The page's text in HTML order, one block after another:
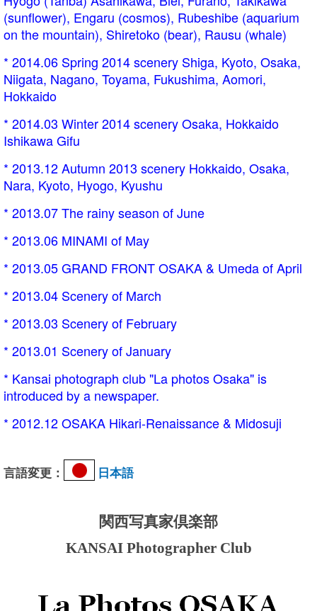
(sunflower), Engaru (cosmos), Rubeshibe (aquarium
on the mountain), Shiretoko (bear), Rausu (whale)
* 2014.06 Spring 2014 scenery Shiga, Kyoto, Osaka,
Niigata, Nagano, Toyama, Fukushima, Aomori,
Hokkaido
* 2014.03 Winter 2014 scenery Osaka, Hokkaido
Ishikawa Gifu
* 2013.12 Autumn 2013 scenery Hokkaido, Osaka,
Nara, Kyoto, Hyogo, Kyushu
* 2013.07 The rainy season of June
* 2013.06 MINAMI of May
* 2013.05 GRAND FRONT OSAKA & Umeda of April
* 2013.04 Scenery of March
* 2013.03 Scenery of February
* 2013.01 Scenery of January
* Kansai photograph club "La photos Osaka" is
introduced by a newspaper.
* 2012.12OSAKA Hikari-Renaissance & Midosuji
言語変更： 日本語
関西写真家倶楽部
KANSAI Photographer Club